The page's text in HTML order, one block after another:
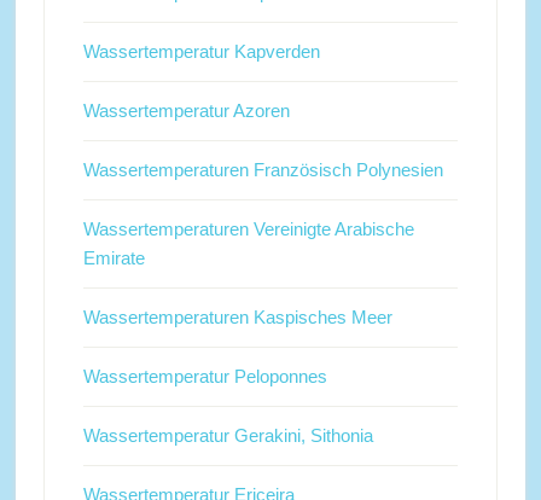
Wassertemperatur Kapverden
Wassertemperatur Azoren
Wassertemperaturen Französisch Polynesien
Wassertemperaturen Vereinigte Arabische
Emirate
Wassertemperaturen Kaspisches Meer
Wassertemperatur Peloponnes
Wassertemperatur Gerakini, Sithonia
Wassertemperatur Ericeira